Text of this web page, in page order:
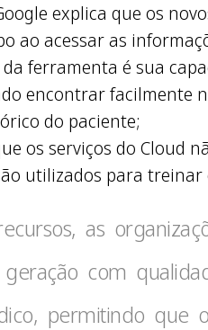
explica que os
ao acessar as
ferramenta é sua
encontrar facilmente
do paciente;
os serviços do Cloud
utilizados para treinar
as
com
permitindo que